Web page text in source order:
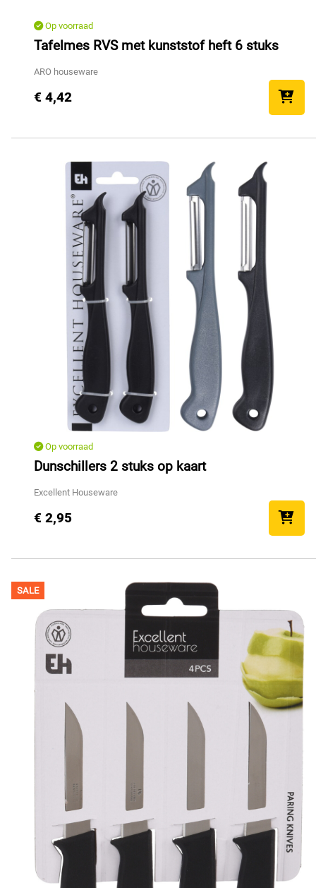
Op voorraad
Tafelmes RVS met kunststof heft 6 stuks
ARO houseware
€ 4,42
Op voorraad
Dunschillers 2 stuks op kaart
Excellent Houseware
€ 2,95
SALE